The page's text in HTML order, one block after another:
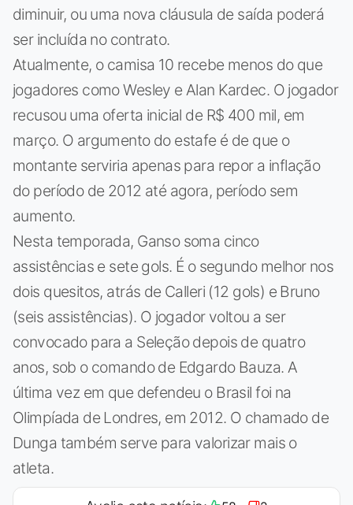
diminuir, ou uma nova cláusula de saída poderá
ser incluída no contrato.
Atualmente, o camisa 10 recebe menos do que
jogadores como Wesley e Alan Kardec. O jogador
recusou uma oferta inicial de R$ 400 mil, em
março. O argumento do estafe é de que o
montante serviria apenas para repor a inflação
do período de 2012 até agora, período sem
aumento.
Nesta temporada, Ganso soma cinco
assistências e sete gols. É o segundo melhor nos
dois quesitos, atrás de Calleri (12 gols) e Bruno
(seis assistências). O jogador voltou a ser
convocado para a Seleção depois de quatro
anos, sob o comando de Edgardo Bauza. A
última vez em que defendeu o Brasil foi na
Olimpíada de Londres, em 2012. O chamado de
Dunga também serve para valorizar mais o
atleta.